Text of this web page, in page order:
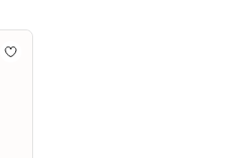
du carrousel est possible
Ajouter à la liste de souhaits HD